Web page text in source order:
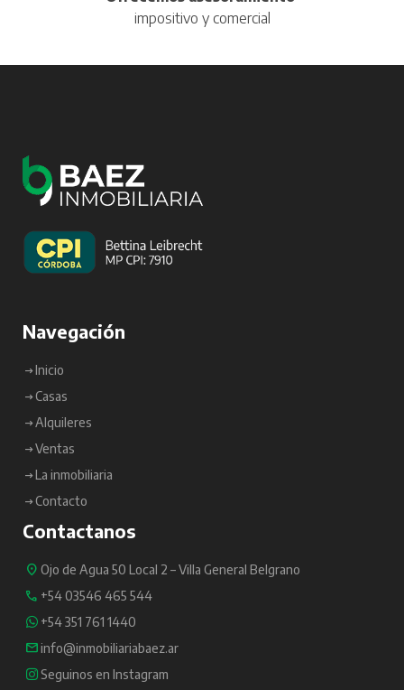
impositivo y comercial
Navegación
Inicio
Casas
Alquileres
Ventas
La inmobiliaria
Contacto
Contactanos
Ojo de Agua 50 Local 2 – Villa General Belgrano
+54 03546 465 544
+54 351 761 1440
info@inmobiliariabaez.ar
Seguinos en Instagram